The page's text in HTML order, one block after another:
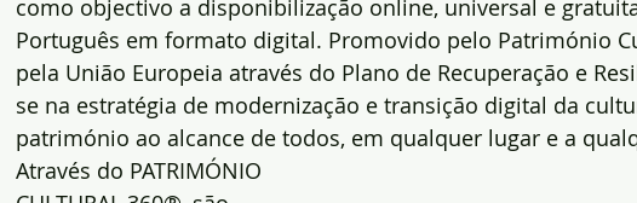
como objectivo a disponibilização online, universal e
Português em formato digital. Promovido pelo Património
pela União Europeia através do Plano de Recuperação e
se na estratégia de modernização e transição digital da
património ao alcance de todos, em qualquer lugar e a
Através do PATRIMÓNIO